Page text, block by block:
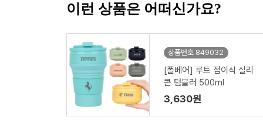
이런 상품은 어떠신가요?
상품번호 849032
[폴베어] 루트 접이식 실리
콘 텀블러 500ml
3,630원